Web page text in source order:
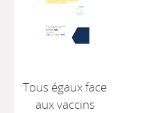
Tous égaux face
aux vaccins